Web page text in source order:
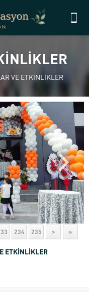
VE ETKİNLİKLER
234 235 > »
ETKİNLİKLER